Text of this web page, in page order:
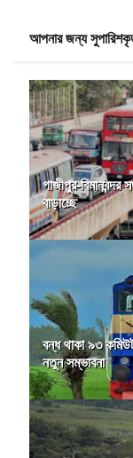
আপনার জন্য
গাজীপুর-
বাড়াচ্ছে
বন্ধ থাকা ৯৩
নতুন সম্ভাবনা